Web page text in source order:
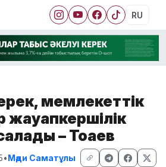
RU
мемлекеттік
жауапкершілік
– Тоқаев
•Мәди Саматұлы